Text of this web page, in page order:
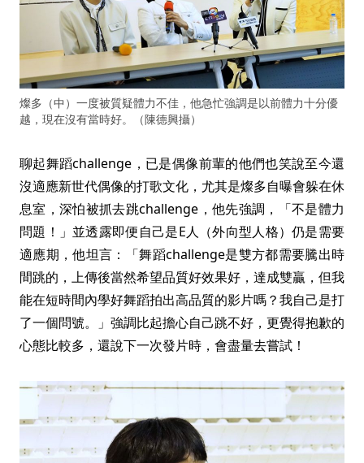
燦多（中）一度被質疑體力不佳，他急忙強調是以前體力十分優
越，現在沒有當時好。（陳德興攝）
聊起舞蹈challenge，已是偶像前輩的他們也笑說至今還
沒適應新世代偶像的打歌文化，尤其是燦多自曝會躲在休
息室，深怕被抓去跳challenge，他先強調，「不是體力
問題！」並透露即便自己是E人（外向型人格）仍是需要
適應期，他坦言：「舞蹈challenge是雙方都需要騰出時
間跳的，上傳後當然希望品質好效果好，達成雙贏，但我
能在短時間內學好舞蹈拍出高品質的影片嗎？我自己是打
了一個問號。」強調比起擔心自己跳不好，更覺得抱歉的
心態比較多，還說下一次發片時，會盡量去嘗試！